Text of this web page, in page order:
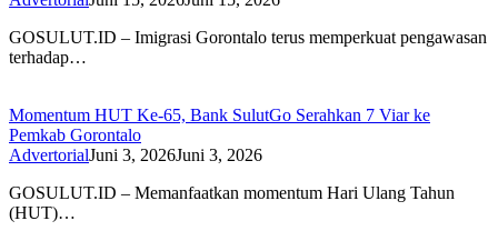
GOSULUT.ID – Imigrasi Gorontalo terus memperkuat pengawasan
terhadap…
Momentum HUT Ke-65, Bank SulutGo Serahkan 7 Viar ke
Pemkab Gorontalo
AdvertorialJuni 3, 2026Juni 3, 2026
GOSULUT.ID – Memanfaatkan momentum Hari Ulang Tahun
(HUT)…